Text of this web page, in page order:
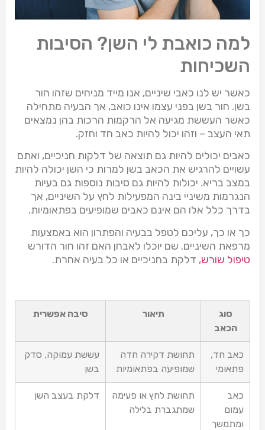
למה כואבת לי השן? הסיבות
השכיחות
כאשר יש לנו כאבי שיניים, אנו מייד מניחים שזהו חור
בשן. חור בשן בפני עצמו אינו כואב, אך הבעיה מתחילה
כאשר העששת מגיעה אל הרקמות הרכות בהן נמצאים
תאי העצב – וזהו יכול להיות כאב חד וחזק.
כאבים יכולים להיות גם תוצאה של דלקות חניכיים, ואתם
עשויים להרגיש את הכאב בשן למרות כי השן יכולה להיות
במצב בריא. יכולות להיות גם סיבות נוספות גם בעיות
הנגרמות משיניי בינה המפעילות לחץ על השיניים, אך
בדרך כלל אלו הם אינם כאבים שמופיעים בפתאומיות.
כך או כך, עליכם לטפל בבעיה והפתרון הוא באמצעות
מרפאת השיניים. שם יוכלו לאבחן האם זהו חור הדורש
טיפול שורש, דלקת בחניכיים או כל בעיה אחרת.
סוג
הכאב
תיאור סיבה אפשרית
כאב חד,
פתאומי
תחושת דקירה חדה
שמופיעה בפתאומיות
עששת עמוקה, סדק
בשן
כאב
עמום
ומתמשך
תחושת לחץ או פעימה
שמתגברת בלילה
דלקת בעצב השן